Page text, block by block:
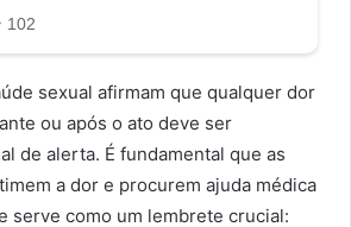
sexual afirmam que qualquer dor
ou após o ato deve ser
de alerta. É fundamental que as
a dor e procurem ajuda médica
serve como um lembrete crucial: